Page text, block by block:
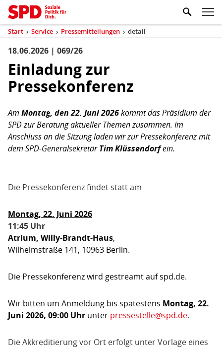
Kopfbereich
Sprungmarken-
Navigation
Zum Inhaltsbereich der Seite
Hauptnavigation
Sie
sind
Start › Service › Pressemitteilungen › detail
Inhaltsbereich
Pressemitteilung
18.06.2026 | 069/26
Einladung zur
Pressekonferenz
Am Montag, den 22. Juni 2026kommt das Präsidium der
SPD zur Beratung aktueller Themen zusammen. Im
Anschluss an die Sitzung laden wir zur Pressekonferenz mit
dem SPD-GeneralsekretärTim Klüssendorfein.
Die Pressekonferenz findet statt am
Montag, 22. Juni 2026
11:45 Uhr
Atrium, Willy-Brandt-Haus,
Wilhelmstraße 141, 10963 Berlin.
Die Pressekonferenz wird gestreamt auf spd.de.
Wir bitten um Anmeldung bis spätestens Montag, 22.
Juni 2026, 09:00 Uhr unter pressestelle@spd.de.
Die Akkreditierung vor Ort erfolgt unter Vorlage eines